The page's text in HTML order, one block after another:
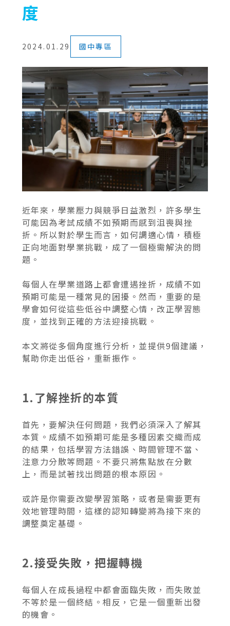
度
2024.01.29 國中專區
近年來，學業壓力與競爭日益激烈，許多學生
可能因為考試成績不如預期而感到沮喪與挫
折。所以對於學生而言，如何調適心情，積極
正向地面對學業挑戰，成了一個極需解決的問
題。
每個人在學業道路上都會遭遇挫折，成績不如
預期可能是一種常見的困擾。然而，重要的是
學會如何從這些低谷中調整心情，改正學習態
度，並找到正確的方法迎接挑戰。
本文將從多個角度進行分析，並提供9個建議，
幫助你走出低谷，重新振作。
1.了解挫折的本質
首先，要解決任何問題，我們必須深入了解其
本質。成績不如預期可能是多種因素交織而成
的結果，包括學習方法錯誤、時間管理不當、
注意力分散等問題。不要只將焦點放在分數
上，而是試著找出問題的根本原因。
或許是你需要改變學習策略，或者是需要更有
效地管理時間，這樣的認知轉變將為接下來的
調整奠定基礎。
2.接受失敗，把握轉機
每個人在成長過程中都會面臨失敗，而失敗並
不等於是一個終結。相反，它是一個重新出發
的機會。